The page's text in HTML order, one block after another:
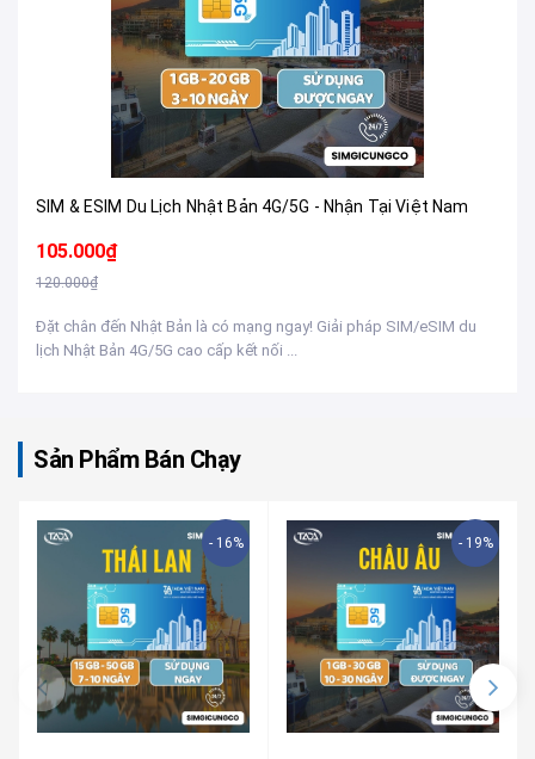
SIM & ESIM Du Lịch Nhật Bản 4G/5G - Nhận Tại Việt Nam
105.000₫
120.000₫
Đặt chân đến Nhật Bản là có mạng ngay! Giải pháp SIM/eSIM du
lịch Nhật Bản 4G/5G cao cấp kết nối ...
Sản Phẩm Bán Chạy
- 16% - 19%